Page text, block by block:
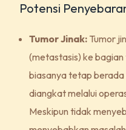
Potensi
Tumor Jinak: Tumor
(metastasis) ke
biasanya tetap
diangkat melalui
Meskipun tidak